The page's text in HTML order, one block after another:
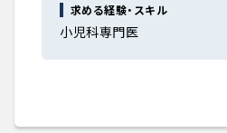
求める経験・スキル
小児科専門医